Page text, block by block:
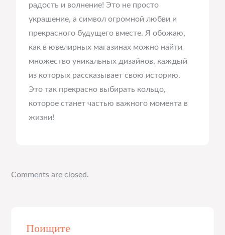
радость и волнение! Это не просто
украшение, а символ огромной любви и
прекрасного будущего вместе. Я обожаю,
как в ювелирных магазинах можно найти
множество уникальных дизайнов, каждый
из которых рассказывает свою историю.
Это так прекрасно выбирать кольцо,
которое станет частью важного момента в
жизни!
Comments are closed.
Поищите